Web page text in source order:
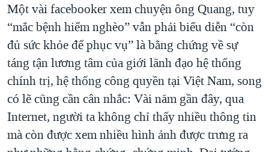
Một vài facebooker xem chuyện ông Quang, tuy
“mắc bệnh hiểm nghèo” vẫn phải biểu diễn “còn
đủ sức khỏe để phục vụ” là bằng chứng về sự
táng tận lương tâm của giới lãnh đạo hệ thống
chính trị, hệ thống công quyền tại Việt Nam, song
có lẽ cũng cần cân nhắc: Vài năm gần đây, qua
Internet, người ta không chỉ thấy nhiều thông tin
mà còn được xem nhiều hình ảnh được trưng ra